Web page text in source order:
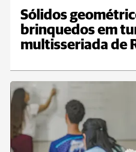
Sólidos
brinquedos em
multisseriada de